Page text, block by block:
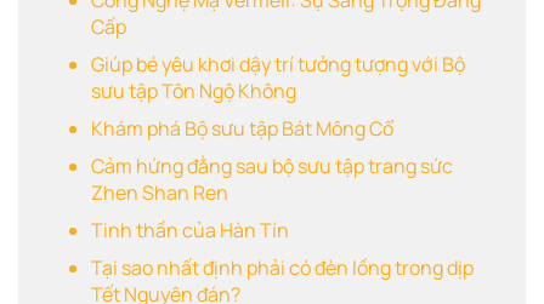
Cấp
Giúp bé yêu khơi dậy trí tưởng tượng với Bộ
sưu tập Tôn Ngộ Không
Khám phá Bộ sưu tập Bát Mông Cổ
Cảm hứng đằng sau bộ sưu tập trang sức
Zhen Shan Ren
Tinh thần của Hàn Tín
Tại sao nhất định phải có đèn lồng trong dịp
Tết Nguyên đán?